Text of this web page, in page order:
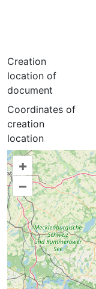
Creation
location of
document
Coordinates of
creation
location
+
–